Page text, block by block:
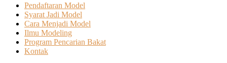
Pendaftaran Model
Syarat Jadi Model
Cara Menjadi Model
Ilmu Modeling
Program Pencarian Bakat
Kontak